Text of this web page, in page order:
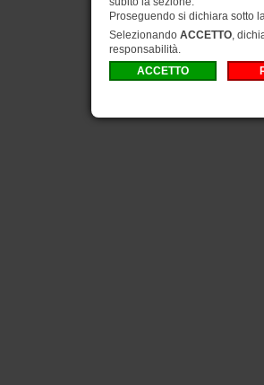
Proseguendo si dichiara sotto
Selezionando ACCETTO,
responsabilità.